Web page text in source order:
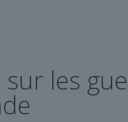
les